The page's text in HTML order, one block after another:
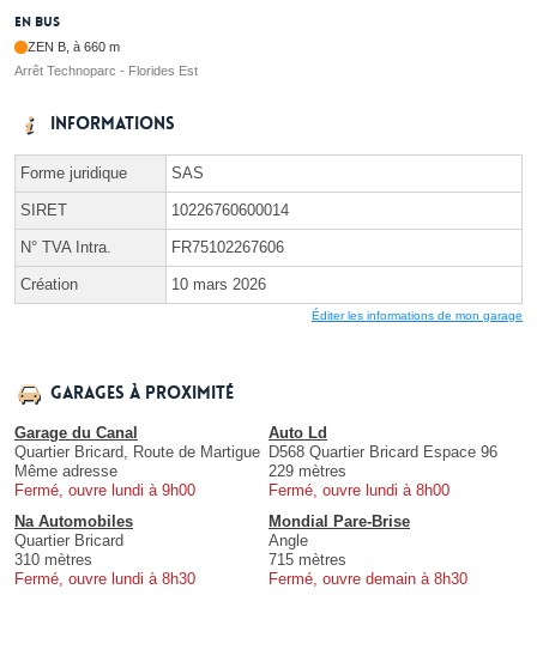
En bus
ZEN B, à 660 m
Arrêt Technoparc - Florides Est
Informations
Forme juridique SAS
SIRET 10226760600014
N° TVA Intra. FR75102267606
Création 10 mars 2026
Éditer les informations de mon garage
Garages à proximité
Garage du Canal
Quartier Bricard, Route de Martigue
Même adresse
Fermé, ouvre lundi à 9h00
Auto Ld
D568 Quartier Bricard Espace 96
229 mètres
Fermé, ouvre lundi à 8h00
Na Automobiles
Quartier Bricard
310 mètres
Fermé, ouvre lundi à 8h30
Mondial Pare-Brise
Angle
715 mètres
Fermé, ouvre demain à 8h30